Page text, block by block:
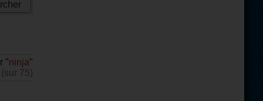
"ninja"
75)